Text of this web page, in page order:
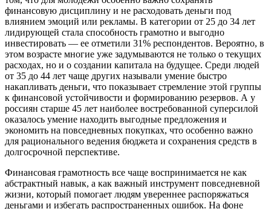
финансовую дисциплину и не расходовать деньги под
влиянием эмоций или рекламы. В категории от 25 до 34 лет
лидирующей стала способность грамотно и выгодно
инвестировать — ее отметили 31% респондентов. Вероятно, в
этом возрасте многие уже задумываются не только о текущих
расходах, но и о создании капитала на будущее. Среди людей
от 35 до 44 лет чаще других называли умение быстро
накапливать деньги, что показывает стремление этой группы
к финансовой устойчивости и формированию резервов. А у
россиян старше 45 лет наиболее востребованной суперсилой
оказалось умение находить выгодные предложения и
экономить на повседневных покупках, что особенно важно
для рационального ведения бюджета и сохранения средств в
долгосрочной перспективе.
Финансовая грамотность все чаще воспринимается не как
абстрактный навык, а как важный инструмент повседневной
жизни, который помогает людям увереннее распоряжаться
деньгами и избегать распространенных ошибок. На фоне